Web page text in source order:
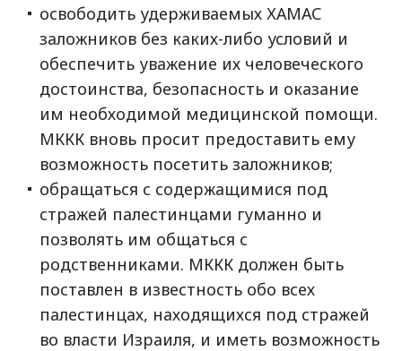
освободить удерживаемых ХАМАС
заложников без каких-либо условий и
обеспечить уважение их человеческого
достоинства, безопасность и оказание
им необходимой медицинской помощи.
МККК вновь просит предоставить ему
возможность посетить заложников;
обращаться с содержащимися под
стражей палестинцами гуманно и
позволять им общаться с
родственниками. МККК должен быть
поставлен в известность обо всех
палестинцах, находящихся под стражей
во власти Израиля, и иметь возможность